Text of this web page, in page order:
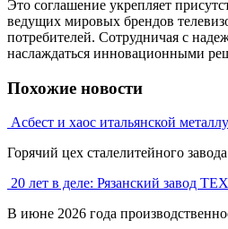
Это соглашение укрепляет
ведущих мировых брендов
потребителей. Сотрудничая с
наслаждаться инновационными
Похожие новости
Асбест и хаос итальянской
Горячий цех сталелитейного
20 лет в деле: Рязанский завод
В июне 2026 года